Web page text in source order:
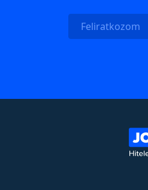
Feliratkozom